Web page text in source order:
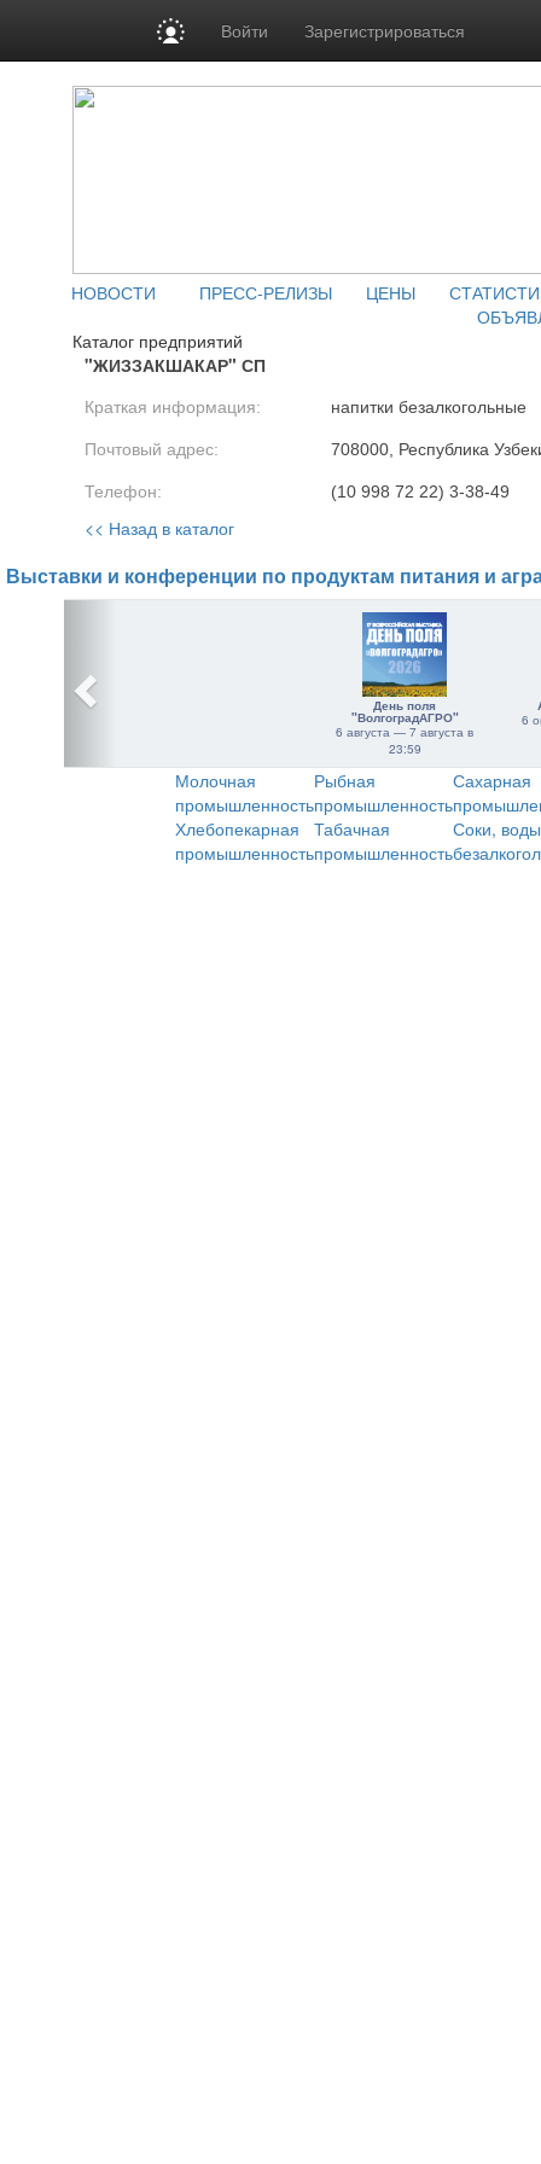
Войти Зарегистрироваться
НОВОСТИ ПРЕСС-РЕЛИЗЫ ЦЕНЫ
Каталог предприятий
"ЖИЗЗАКШАКАР" СП
Краткая информация: напитки безалкогольные
Почтовый адрес: 708000, Республика
Телефон: (10 998 72 22) 3-38-49
<< Назад в каталог
Выставки и конференции по продуктам питания и
День поля
"ВолгоградАГРО"
6 августа — 7 августа в
23:59
6
Молочная
промышленность
Рыбная
промышленность
Сахарная
Хлебопекарная
промышленность
Табачная
промышленность
Соки,